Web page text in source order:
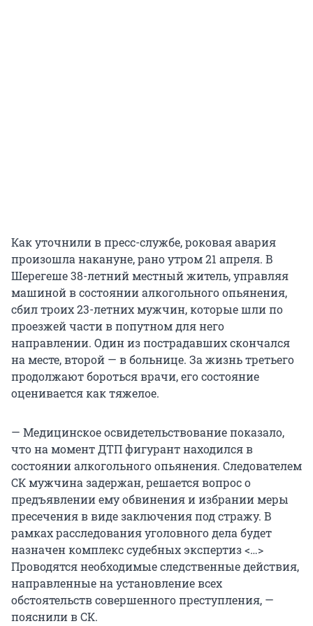
Как уточнили в пресс-службе, роковая авария
произошла накануне, рано утром 21 апреля. В
Шерегеше 38-летний местный житель, управляя
машиной в состоянии алкогольного опьянения,
сбил троих 23-летних мужчин, которые шли по
проезжей части в попутном для него
направлении. Один из пострадавших скончался
на месте, второй — в больнице. За жизнь третьего
продолжают бороться врачи, его состояние
оценивается как тяжелое.
— Медицинское освидетельствование показало,
что на момент ДТП фигурант находился в
состоянии алкогольного опьянения. Следователем
СК мужчина задержан, решается вопрос о
предъявлении ему обвинения и избрании меры
пресечения в виде заключения под стражу. В
рамках расследования уголовного дела будет
назначен комплекс судебных экспертиз <…>
Проводятся необходимые следственные действия,
направленные на установление всех
обстоятельств совершенного преступления, —
пояснили в СК.